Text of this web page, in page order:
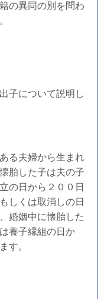
の異同の別を問わ
子について説明し
る夫婦から生まれ
胎した子は夫の子
の日から２００日
しくは取消しの日
婚姻中に懐胎した
養子縁組の日か
す。